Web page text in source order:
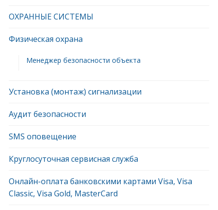
ОХРАННЫЕ СИСТЕМЫ
Физическая охрана
Менеджер безопасности объекта
Установка (монтаж) сигнализации
Аудит безопасности
SMS оповещение
Круглосуточная сервисная служба
Онлайн-оплата банковскими картами Visa, Visa
Classic, Visa Gold, MasterCard